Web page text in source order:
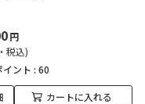
円
税込)
イント : 60
カートに入れる